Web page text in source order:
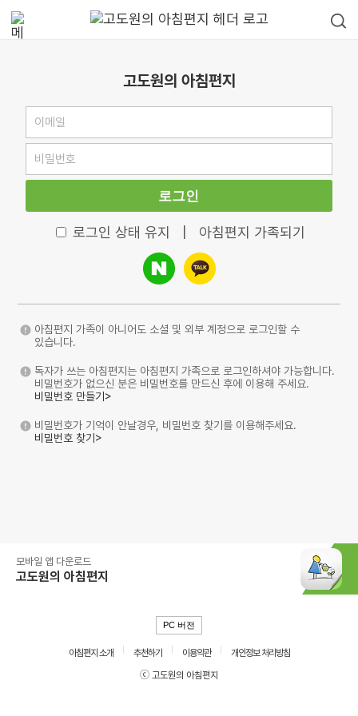
고도원의 아침편지
로그인
로그인 상태 유지 아침편지 가족되기
아침편지 가족이 아니어도 소셜 및 외부 계정으로 로그인할 수
있습니다.
독자가 쓰는 아침편지는 아침편지 가족으로 로그인하셔야 가능합니다.
비밀번호가 없으신 분은 비밀번호를 만드신 후에 이용해 주세요.
비밀번호 만들기>
비밀번호가 기억이 안날경우, 비밀번호 찾기를 이용해주세요.
비밀번호 찾기>
모바일 앱 다운로드
고도원의 아침편지
PC 버전
아침편지 소개 추천하기 이용약관
개인정보 처리방침
ⓒ 고도원의 아침편지